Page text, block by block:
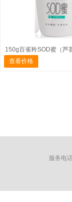
查看价格
服务电